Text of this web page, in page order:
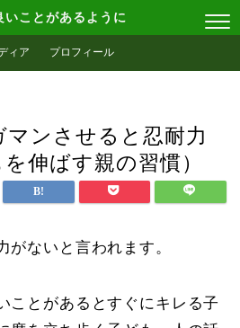
いことがあるように
ィア プロフィール
ンさせると忍耐力
伸ばす親の習慣）
がないと言われます。
ことがあるとすぐにキレる子